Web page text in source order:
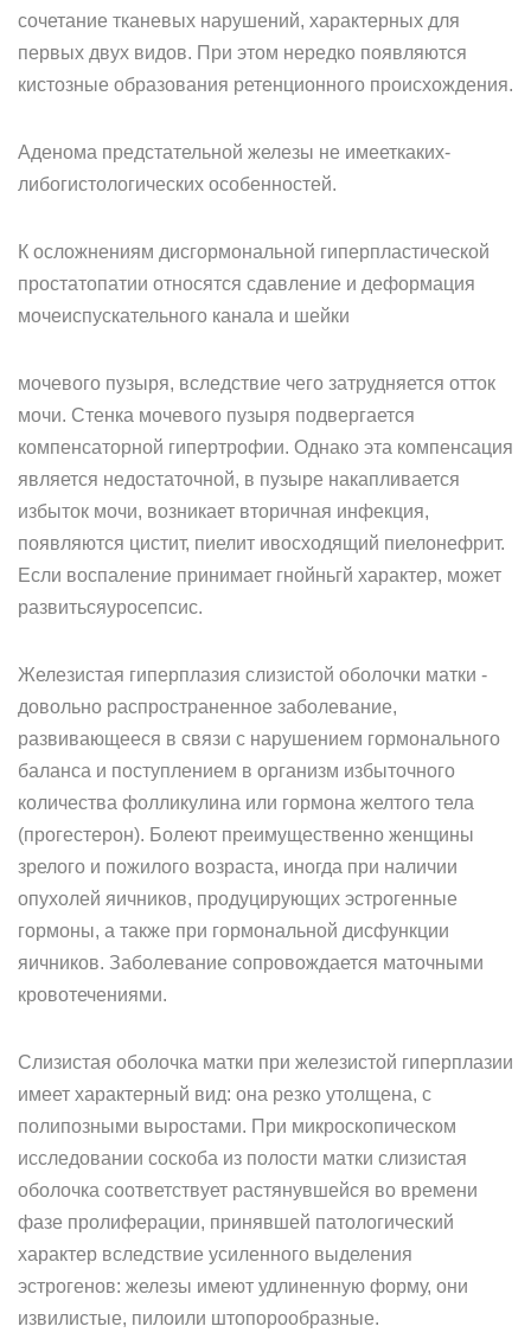
сочетание тканевых нарушений, характерных для
первых двух видов. При этом нередко появляются
кистозные образования ретенционного происхождения.
Аденома предстательной железы не имееткаких-
либогистологических особенностей.
К осложнениям дисгормональной гиперпластической
простатопатии относятся сдавление и деформация
мочеиспускательного канала и шейки
мочевого пузыря, вследствие чего затрудняется отток
мочи. Стенка мочевого пузыря подвергается
компенсаторной гипертрофии. Однако эта компенсация
является недостаточной, в пузыре накапливается
избыток мочи, возникает вторичная инфекция,
появляются цистит, пиелит ивосходящий пиелонефрит.
Если воспаление принимает гнойньгй характер, может
развитьсяуросепсис.
Железистая гиперплазия слизистой оболочки матки -
довольно распространенное заболевание,
развивающееся в связи с нарушением гормонального
баланса и поступлением в организм избыточного
количества фолликулина или гормона желтого тела
(прогестерон). Болеют преимущественно женщины
зрелого и пожилого возраста, иногда при наличии
опухолей яичников, продуцирующих эстрогенные
гормоны, а также при гормональной дисфункции
яичников. Заболевание сопровождается маточными
кровотечениями.
Слизистая оболочка матки при железистой гиперплазии
имеет характерный вид: она резко утолщена, с
полипозными выростами. При микроскопическом
исследовании соскоба из полости матки слизистая
оболочка соответствует растянувшейся во времени
фазе пролиферации, принявшей патологический
характер вследствие усиленного выделения
эстрогенов: железы имеют удлиненную форму, они
извилистые, пилоили штопорообразные.